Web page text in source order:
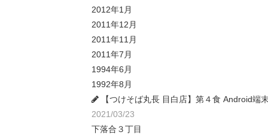
2012年1月
2011年12月
2011年11月
2011年7月
1994年6月
1992年8月
【つけそば丸長 目白店】第４食 Android端
2021/03/23
下落合３丁目